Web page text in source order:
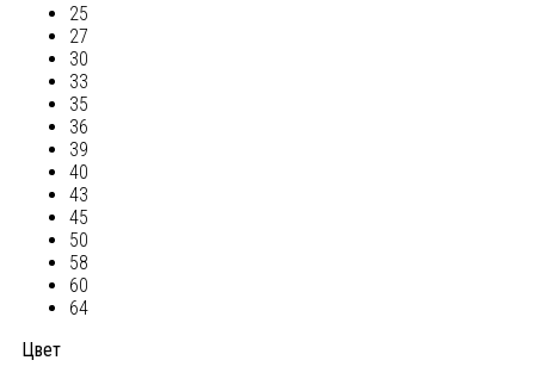
25
27
30
33
35
36
39
40
43
45
50
58
60
64
Цвет